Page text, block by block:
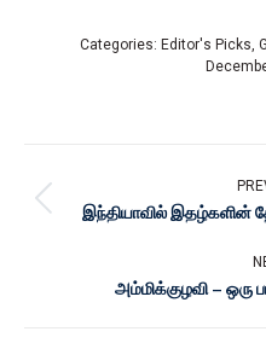
Categories: Editor's Picks,
இந்தியாவில் இதழ்களின்
அம்மிக்குழவி – ஒரு